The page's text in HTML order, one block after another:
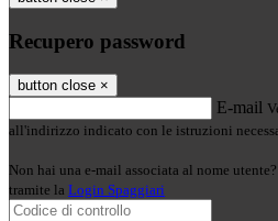
Recupero password
button close ×
E-mail
all'indirizzo indicato con le istruzioni
Non hai una e-mail associata al nome
tramite la Login Spaggiari